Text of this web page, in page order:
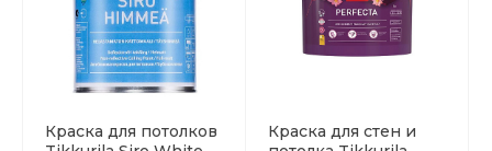
Краска для потолков
Краска для стен и